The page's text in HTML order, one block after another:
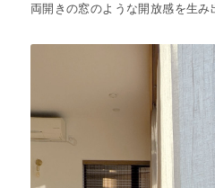
両開きの窓のような開放感を生み